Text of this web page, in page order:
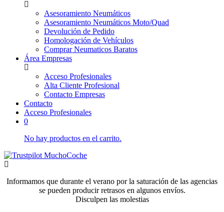
Asesoramiento Neumáticos
Asesoramiento Neumáticos Moto/Quad
Devolución de Pedido
Homologación de Vehículos
Comprar Neumaticos Baratos
Área Empresas
Acceso Profesionales
Alta Cliente Profesional
Contacto Empresas
Contacto
Acceso Profesionales
0
No hay productos en el carrito.
Informamos que durante el verano por la saturación de las agencias
se pueden producir retrasos en algunos envíos.
Disculpen las molestias